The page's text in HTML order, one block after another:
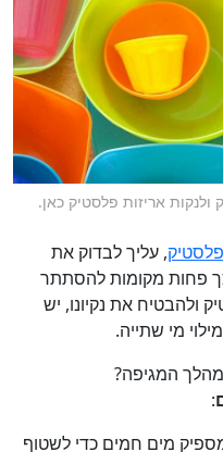
אריזות פלסטיק כאן.
, עליך לבדוק את
פחות מקומות להסתתר
ולהבטיח את נקיונו, יש
מי שתייה.
המגיפה?
:
מים חמים כדי לשטוף